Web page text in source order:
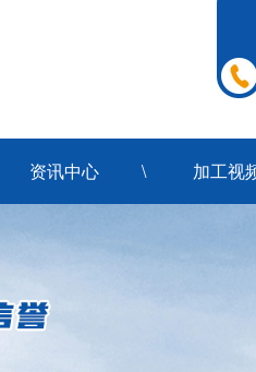
资讯中心 加工视